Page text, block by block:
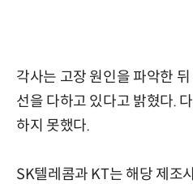
각사는 고장 원인을 파악한
선을 다하고 있다고 밝혔다.
하지 못했다.
SK텔레콤과 KT는 해당 제조